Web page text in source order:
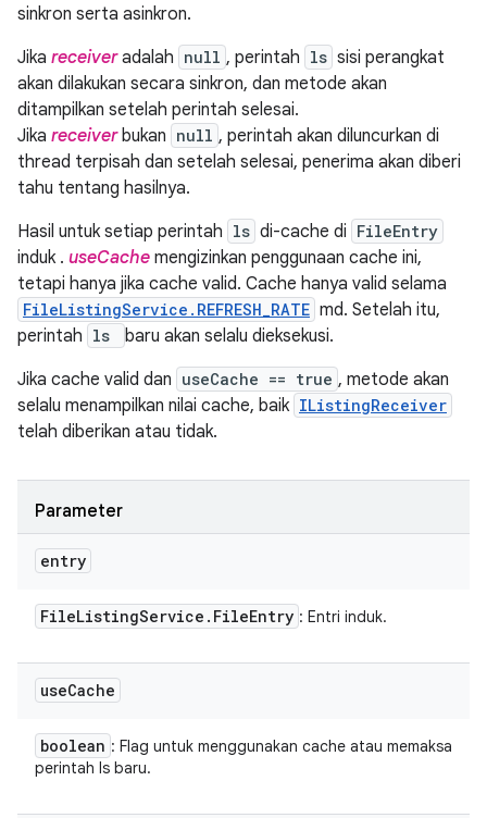
sinkron serta asinkron.
Jika receiveradalah null , perintah ls sisi perangkat
akan dilakukan secara sinkron, dan metode akan
ditampilkan setelah perintah selesai.
Jika receiverbukan null , perintah akan diluncurkan di
thread terpisah dan setelah selesai, penerima akan diberi
tahu tentang hasilnya.
Hasil untuk setiap perintah ls di-cache di FileEntry
induk . useCache mengizinkan penggunaan cache ini,
tetapi hanya jika cache valid. Cache hanya valid selama
FileListingService.REFRESH_RATE md. Setelah itu,
perintah ls
baru akan selalu dieksekusi.
Jika cache valid dan useCache == true , metode akan
selalu menampilkan nilai cache, baik IListingReceiver
telah diberikan atau tidak.
Parameter
entry
FileListingService . FileEntry : Entri induk.
useCache
boolean : Flag untuk menggunakan cache atau memaksa
perintah ls baru.